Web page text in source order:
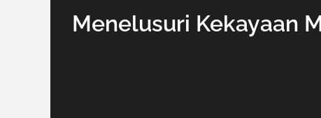
Menelusuri Kekayaan